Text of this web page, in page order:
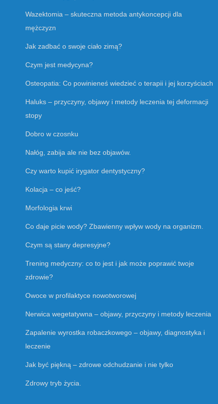
Wazektomia – skuteczna metoda antykoncepcji dla
mężczyzn
Jak zadbać o swoje ciało zimą?
Czym jest medycyna?
Osteopatia: Co powinieneś wiedzieć o terapii i jej korzyściach
Haluks – przyczyny, objawy i metody leczenia tej deformacji
stopy
Dobro w czosnku
Nałóg, zabija ale nie bez objawów.
Czy warto kupić irygator dentystyczny?
Kolacja – co jeść?
Morfologia krwi
Co daje picie wody? Zbawienny wpływ wody na organizm.
Czym są stany depresyjne?
Trening medyczny: co to jest i jak może poprawić twoje
zdrowie?
Owoce w profilaktyce nowotworowej
Nerwica wegetatywna – objawy, przyczyny i metody leczenia
Zapalenie wyrostka robaczkowego – objawy, diagnostyka i
leczenie
Jak być piękną – zdrowe odchudzanie i nie tylko
Zdrowy tryb życia.